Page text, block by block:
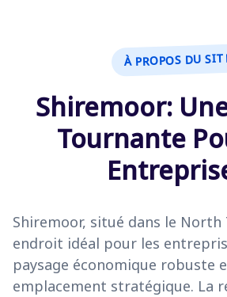
À PROPOS DU
Shiremoor:
Tournante
Shiremoor, situé dans le North
endroit idéal pour les
paysage économique robuste
emplacement stratégique. La